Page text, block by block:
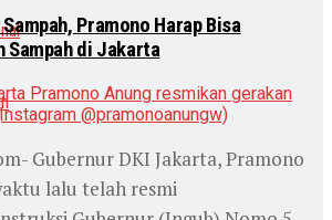
Pramono Harap Bisa
Sampah di Jakarta
Gubernur DKI Jakarta, Pramono
lalu telah resmi